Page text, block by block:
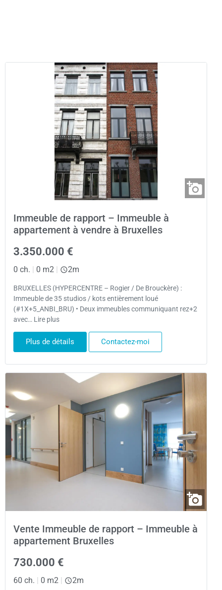
Immeuble de rapport – Immeuble à
appartement à vendre à Bruxelles
3.350.000 €
0 ch. 0 m2 2m
BRUXELLES (HYPERCENTRE – Rogier / De Brouckère) :
Immeuble de 35 studios / kots entièrement loué
(#1X+5_ANBI_BRU) • Deux immeubles communiquant rez+2
avec… Lire plus
Plus de détails Contactez-moi
Vente Immeuble de rapport – Immeuble à
appartement Bruxelles
730.000 €
60 ch. | 0 m2 | 2m